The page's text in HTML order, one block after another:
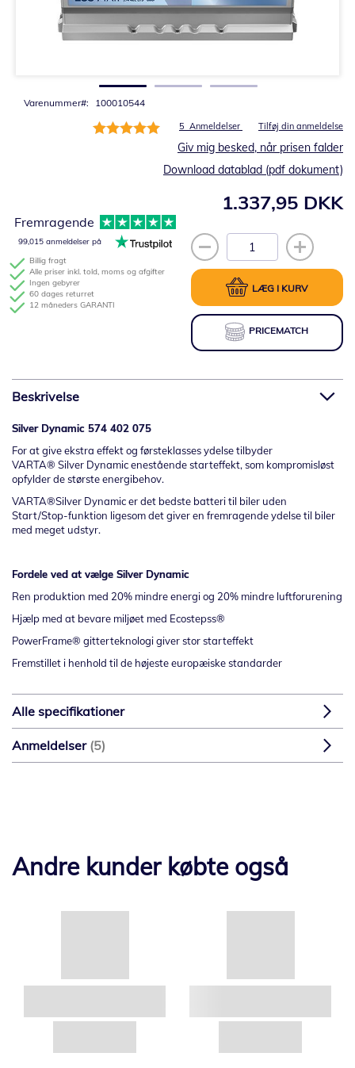
Varenummer 100010544
Bedømmelse:
5 Anmeldelser Tilføj din anmeldelse
1.337,95 DKK
Giv mig besked, når prisen falder
LÆG I KURV
PRICEMATCH
Billig fragt
Alle priser inkl. told, moms og afgifter
Ingen gebyrer
60 dages returret
12 måneders GARANTI
Fremragende
99,015 anmeldelser på
Download datablad (pdf dokument)
Beskrivelse
Silver Dynamic 574 402 075
For at give ekstra effekt og førsteklasses ydelse tilbyder
VARTA® Silver Dynamic enestående starteffekt, som kompromisløst
opfylder de største energibehov.
VARTA®Silver Dynamic er det bedste batteri til biler uden
Start/Stop-funktion ligesom det giver en fremragende ydelse til biler
med meget udstyr.
Fordele ved at vælge Silver Dynamic
Ren produktion med 20% mindre energi og 20% mindre luftforurening
Hjælp med at bevare miljøet med Ecostepss®
PowerFrame® gitterteknologi giver stor starteffekt
Fremstillet i henhold til de højeste europæiske standarder
Alle specifikationer
Anmeldelser 5
Andre kunder købte også